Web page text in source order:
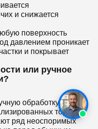
и снижается
поверхность
давлением проникает
и покрывает
или ручное
обработку
торкерт-
ряд неоспоримых